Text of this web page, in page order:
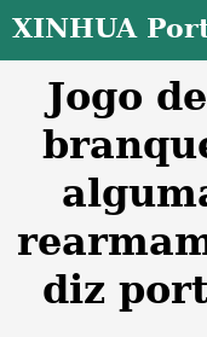
XINHUA
Jogo
diz